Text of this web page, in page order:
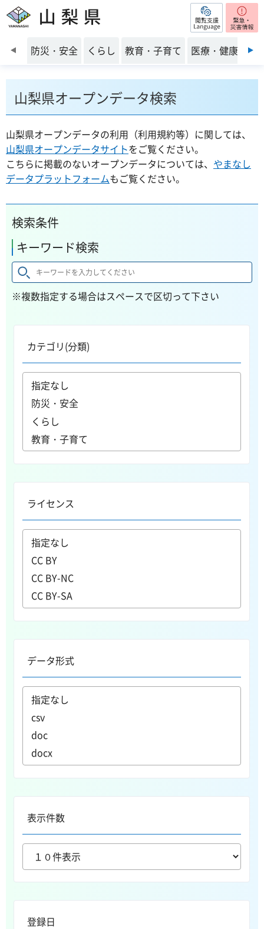
山梨県 閲覧支援
前のスライドを表示
防災・安全 くらし 教育・子育て 医療・健康・福
山梨県オープンデータ検索
山梨県オープンデータの利用（利用規約等）に関しては、
山梨県オープンデータサイトをご覧ください。
こちらに掲載のないオープンデータについては、 やまなし
データプラットフォームもご覧ください。
検索条件
キーワード検索
※複数指定する場合はスペースで区切って下さい
カテゴリ(分類)
ライセンス
データ形式
表示件数
登録日